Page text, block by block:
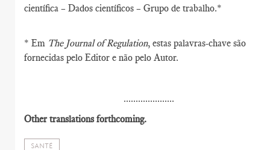
científica – Dados científicos – Grupo de trabalho.*
* Em The Journal of Regulation, estas palavras-chave são
fornecidas pelo Editor e não pelo Autor.
.....................
Other translations forthcoming.
SANTÉ